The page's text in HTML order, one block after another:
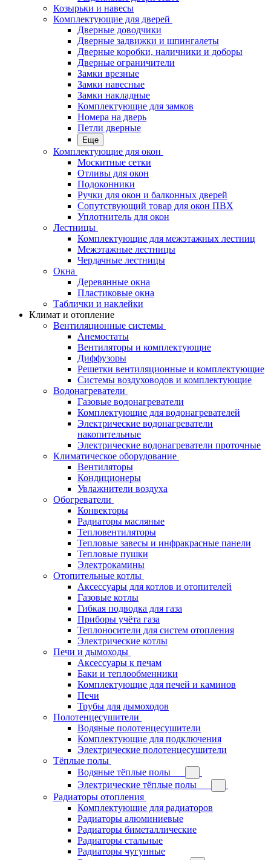
Козырьки и навесы
Комплектующие для дверей
Дверные доводчики
Дверные задвижки и шпингалеты
Дверные коробки, наличники и доборы
Дверные ограничители
Замки врезные
Замки навесные
Замки накладные
Комплектующие для замков
Номера на дверь
Петли дверные
Еще
Комплектующие для окон
Москитные сетки
Отливы для окон
Подоконники
Ручки для окон и балконных дверей
Сопутствующий товар для окон ПВХ
Уплотнитель для окон
Лестницы
Комплектующие для межэтажных лестниц
Межэтажные лестницы
Чердачные лестницы
Окна
Деревянные окна
Пластиковые окна
Таблички и наклейки
Климат и отопление
Вентиляционные системы
Анемостаты
Вентиляторы и комплектующие
Диффузоры
Решетки вентиляционные и комплектующие
Системы воздуховодов и комплектующие
Водонагреватели
Газовые водонагреватели
Комплектующие для водонагревателей
Электрические водонагреватели
накопительные
Электрические водонагреватели проточные
Климатическое оборудование
Вентиляторы
Кондиционеры
Увлажнители воздуха
Обогреватели
Конвекторы
Радиаторы масляные
Тепловентиляторы
Тепловые завесы и инфракрасные панели
Тепловые пушки
Электрокамины
Отопительные котлы
Аксессуары для котлов и отопителей
Газовые котлы
Гибкая подводка для газа
Приборы учёта газа
Теплоносители для систем отопления
Электрические котлы
Печи и дымоходы
Аксессуары к печам
Баки и теплообменники
Комплектующие для печей и каминов
Печи
Трубы для дымоходов
Полотенцесушители
Водяные полотенцесушители
Комплектующие для подключения
Электрические полотенцесушители
Тёплые полы
Водяные тёплые полы
Электрические тёплые полы
Радиаторы отопления
Комплектующие для радиаторов
Радиаторы алюминиевые
Радиаторы биметаллические
Радиаторы стальные
Радиаторы чугунные